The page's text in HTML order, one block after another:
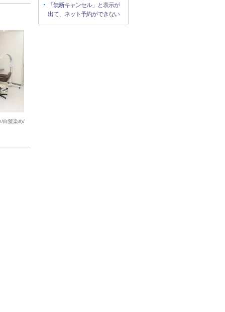
白髪染め/
「無断キャンセル」と表示が
出て、ネット予約ができない